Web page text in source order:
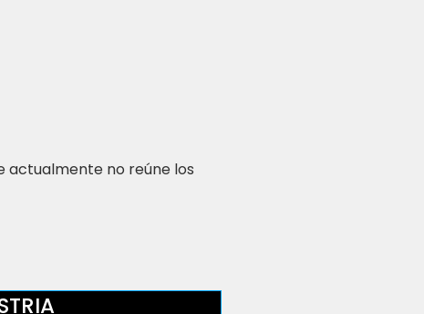
actualmente no reúne los